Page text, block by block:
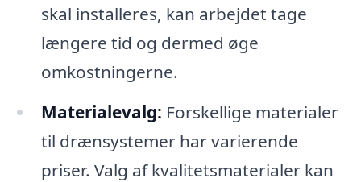
skal installeres, kan arbejdet tage
længere tid og dermed øge
omkostningerne.
Materialevalg: Forskellige materialer
til drænsystemer har varierende
priser. Valg af kvalitetsmaterialer kan